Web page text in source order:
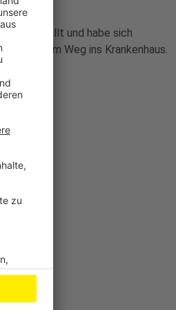
geprallt und habe sich
auf dem Weg ins Krankenhaus.
Streife